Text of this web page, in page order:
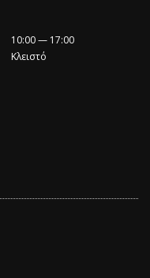
10:00 — 17:00
Κλειστό